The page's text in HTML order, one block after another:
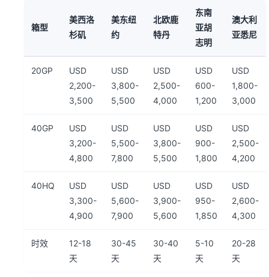
箱型
美西洛
杉矶
美东纽
约
北欧鹿
特丹
东南
亚胡
志明
澳大利
亚悉尼
20GP
USD
2,200-
3,500
USD
3,800-
5,500
USD
2,500-
4,000
USD
600-
1,200
USD
1,800-
3,000
40GP
USD
3,200-
4,800
USD
5,500-
7,800
USD
3,800-
5,500
USD
900-
1,800
USD
2,500-
4,200
40HQ
USD
3,300-
4,900
USD
5,600-
7,900
USD
3,900-
5,600
USD
950-
1,850
USD
2,600-
4,300
时效
12-18
天
30-45
天
30-40
天
5-10
天
20-28
天